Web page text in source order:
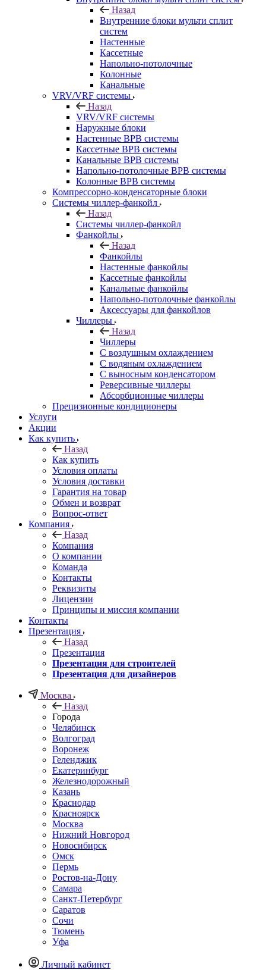
Назад
Внутренние блоки мульти сплит
систем
Настенные
Кассетные
Напольно-потолочные
Колонные
Канальные
VRV/VRF системы
Назад
VRV/VRF системы
Наружные блоки
Настенные ВРВ системы
Кассетные ВРВ системы
Канальные ВРВ системы
Напольно-потолочные ВРВ системы
Колонные ВРВ системы
Компрессорно-конденсаторные блоки
Системы чиллер-фанкойл
Назад
Системы чиллер-фанкойл
Фанкойлы
Назад
Фанкойлы
Настенные фанкойлы
Кассетные фанкойлы
Канальные фанкойлы
Напольно-потолочные фанкойлы
Аксессуары для фанкойлов
Чиллеры
Назад
Чиллеры
С воздушным охлаждением
С водяным охлаждением
С выносным конденсатором
Реверсивные чиллеры
Абсорбционные чиллеры
Прецизионные кондиционеры
Услуги
Акции
Как купить
Назад
Как купить
Условия оплаты
Условия доставки
Гарантия на товар
Обмен и возврат
Вопрос-ответ
Компания
Назад
Компания
О компании
Команда
Контакты
Реквизиты
Лицензии
Принципы и миссия компании
Контакты
Презентация
Назад
Презентация
Презентация для строителей
Презентация для дизайнеров
Москва
Назад
Города
Челябинск
Волгоград
Воронеж
Геленджик
Екатеринбург
Железнодорожный
Казань
Краснодар
Красноярск
Москва
Нижний Новгород
Новосибирск
Омск
Пермь
Ростов-на-Дону
Самара
Санкт-Петербург
Саратов
Сочи
Тюмень
Уфа
Личный кабинет